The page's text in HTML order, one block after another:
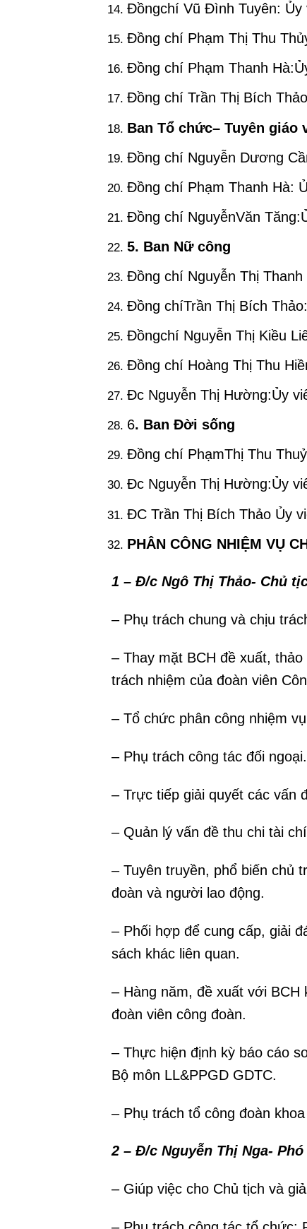
Đồngchí Vũ Đình Tuyên: Ủy
Đồng chí Phạm Thị Thu
Đồng chí Phạm Thanh
Đồng chí Trần Thị Bích
Ban Tổ chức– Tuyên giáo
Đồng chí Nguyễn Dương
Đồng chí Phạm Thanh Hà:
Đồng chí NguyễnVăn
5. Ban Nữ công
Đồng chí Nguyễn Thị
Đồng chíTrần Thị Bích
Đồngchí Nguyễn Thị Kiều
Đồng chí Hoàng Thị Thu
Đc Nguyễn Thị Hường:Ủy
6. Ban Đời sống
Đồng chí PhạmThị Thu
Đc Nguyễn Thị Hường:Ủy
ĐC Trần Thị Bích Thảo Ủy
PHÂN CÔNG NHIỆM VỤ
1 – Đ/c Ngô Thị Thảo- Chủ
– Phụ trách chung và chịu
– Thay mặt BCH đề xuất,
trách nhiệm của đoàn viên
– Tổ chức phân công nhiệm
– Phụ trách công tác đối ngoại.
– Trực tiếp giải quyết các vấn
– Quản lý vấn đề thu chi tài
– Tuyên truyền, phổ biến chủ
đoàn và người lao động.
– Phối hợp để cung cấp, giải
sách khác liên quan.
– Hàng năm, đề xuất với
đoàn viên công đoàn.
– Thực hiện định kỳ báo cáo
Bộ môn LL&PPGD GDTC.
– Phụ trách tổ công đoàn
2 – Đ/c Nguyễn Thị Nga-
– Giúp việc cho Chủ tịch và